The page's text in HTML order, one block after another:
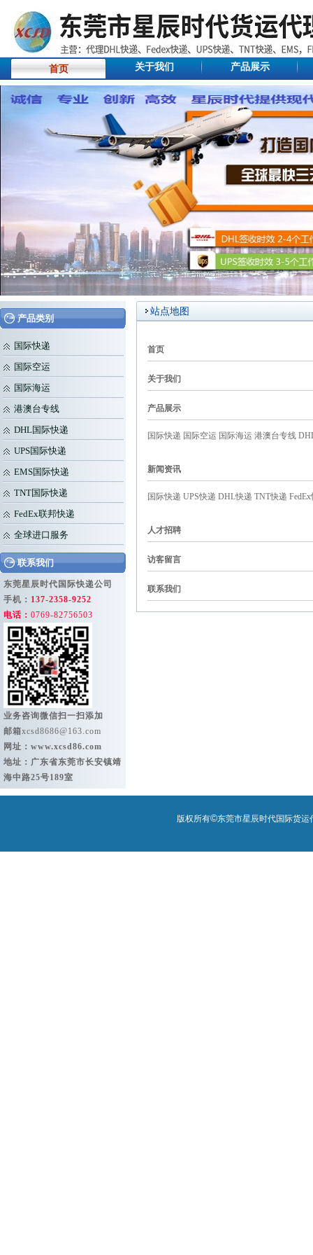
首页 关于我们 产品展示
产品类别
国际快递
国际空运
国际海运
港澳台专线
DHL国际快递
UPS国际快递
EMS国际快递
TNT国际快递
FedEx联邦快递
全球进口服务
联系我们
东莞星辰时代国际快递公司
手机： 137-2358-9252
电话： 0769-82756503
业务咨询微信扫一扫添加
邮箱xcsd8686@163.com
网址： www.xcsd86.com
地址：广东省东莞市长安镇靖
海中路25号189室
站点地图
首页
关于我们
产品展示
国际快递 国际空运 国际海运 港澳台专线
新闻资讯
国际快递 UPS快递 DHL快递 TNT快递
人才招聘
访客留言
联系我们
版权所有©东莞市星辰时代国际货